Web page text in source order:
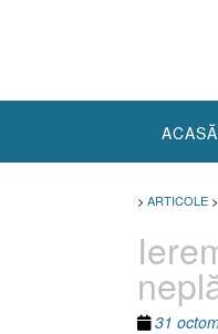
ACASĂ
> ARTICOLE >
31